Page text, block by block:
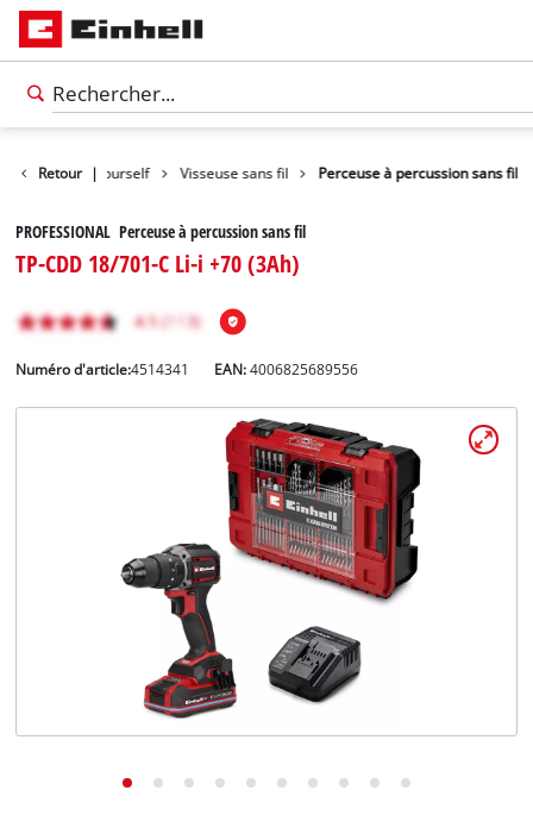
Retour |
Do it yourself Visseuse sans fil Perceuse à percussion sans fil
PROFESSIONAL Perceuse à percussion sans fil
TP-CDD 18/701-C Li-i +70 (3Ah)
Numéro d'article:4514341 EAN:4006825689556